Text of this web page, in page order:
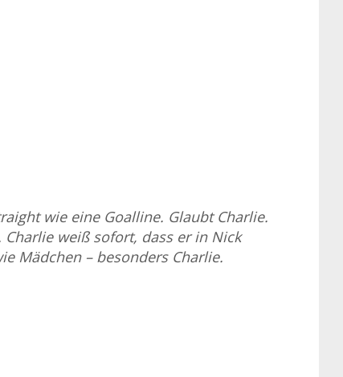
wie eine Goalline. Glaubt Charlie.
weiß sofort, dass er in Nick
Mädchen – besonders Charlie.